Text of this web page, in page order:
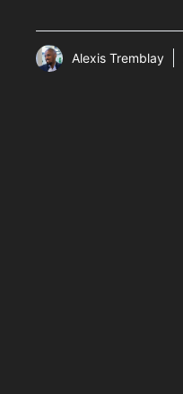
Alexis Tremblay